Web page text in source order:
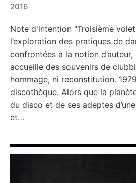
2016
Note d'intention "Troisième
l’exploration des pratiques de
confrontées à la notion
accueille des souvenirs de
hommage, ni reconstitution.
discothèque. Alors que la
du disco et de ses adeptes
et…